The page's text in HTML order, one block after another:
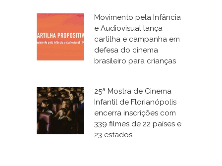
Movimento pela Infância
e Audiovisual lança
cartilha e campanha em
defesa do cinema
brasileiro para crianças
25ª Mostra de Cinema
Infantil de Florianópolis
encerra inscrições com
339 filmes de 22 países e
23 estados